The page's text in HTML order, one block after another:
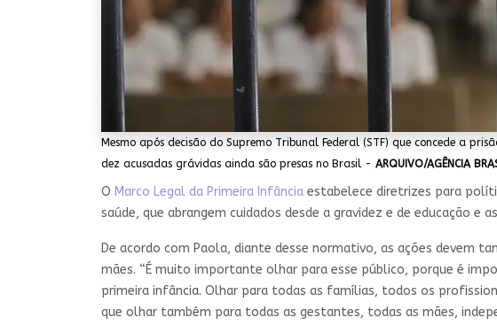
Mesmo após decisão do Supremo Tribunal Federal (STF) que concede a
dez acusadas grávidas ainda são presas no Brasil - ARQUIVO/AGÊNCIA
O Marco Legal da Primeira Infância estabelece diretrizes para
saúde, que abrangem cuidados desde a gravidez e de educação e
De acordo com Paola, diante desse normativo, as ações devem
mães. “É muito importante olhar para esse público, porque é
primeira infância. Olhar para todas as famílias, todos os
que olhar também para todas as gestantes, todas as mães,